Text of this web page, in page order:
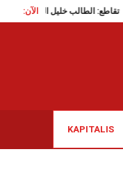
الآن:
تقاطع: الطالب خليل التليلي حر
KAPITALIS